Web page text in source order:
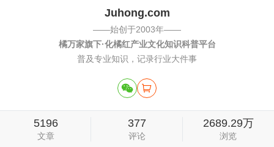
Juhong.com
——始创于2003年——
橘万家旗下·化橘红产业文化知识科普平台
普及专业知识，记录行业大件事
5196
文章
377
评论
2689.29万
浏览